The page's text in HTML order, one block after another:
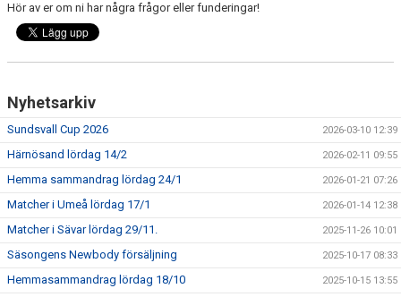
Hör av er om ni har några frågor eller funderingar!
Nyhetsarkiv
Sundsvall Cup 2026 2026-03-10 12:39
Härnösand lördag 14/2 2026-02-11 09:55
Hemma sammandrag lördag 24/1 2026-01-21 07:26
Matcher i Umeå lördag 17/1 2026-01-14 12:38
Matcher i Sävar lördag 29/11. 2025-11-26 10:01
Säsongens Newbody försäljning 2025-10-17 08:33
Hemmasammandrag lördag 18/10 2025-10-15 13:55